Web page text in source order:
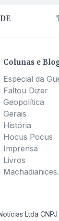
Colunas e
Especial da
Faltou Dizer
Geopolítica
Gerais
História
Hocus Pocus
Imprensa
Livros
Ltda